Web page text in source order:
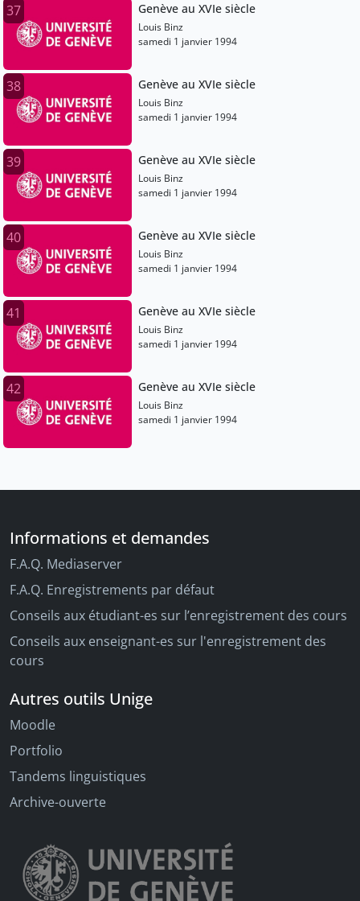
37 Genève au XVIe siècle
Louis Binz
samedi 1 janvier 1994
38 Genève au XVIe siècle
Louis Binz
samedi 1 janvier 1994
39 Genève au XVIe siècle
Louis Binz
samedi 1 janvier 1994
40 Genève au XVIe siècle
Louis Binz
samedi 1 janvier 1994
41 Genève au XVIe siècle
Louis Binz
samedi 1 janvier 1994
42 Genève au XVIe siècle
Louis Binz
samedi 1 janvier 1994
Informations et demandes
F.A.Q. Mediaserver
F.A.Q. Enregistrements par défaut
Conseils aux étudiant-es sur l’enregistrement des cours
Conseils aux enseignant-es sur l'enregistrement des
cours
Autres outils Unige
Moodle
Portfolio
Tandems linguistiques
Archive-ouverte